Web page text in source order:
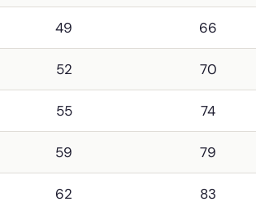
49 66
52 70
55 74
59 79
62 83